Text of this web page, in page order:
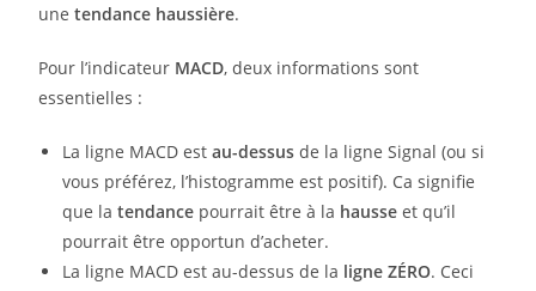
unetendance haussière.
Pour l’indicateur MACD, deux informations sont
essentielles :
La ligne MACD estau-dessus de la ligne Signal (ou si
vous préférez, l’histogramme est positif). Ca signifie
que latendance pourrait être à la hausse et qu’il
pourrait être opportun d’acheter.
La ligne MACD est au-dessus de la ligne ZÉRO. Ceci